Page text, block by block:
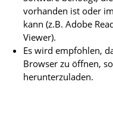
vorhanden ist oder
kann (z.B. Adobe
Viewer).
Es wird empfohlen,
Browser zu öffnen,
herunterzuladen.